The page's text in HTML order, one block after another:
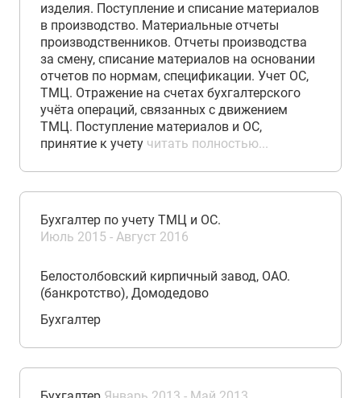
изделия. Поступление и списание материалов
в производство. Материальные отчеты
производственников. Отчеты производства
за смену, списание материалов на основании
отчетов по нормам, спецификации. Учет ОС,
ТМЦ. Отражение на счетах бухгалтерского
учёта операций, связанных с движением
ТМЦ. Поступление материалов и ОС,
принятие к учету читать полностью...
Бухгалтер по учету ТМЦ и ОС.
Июль 2015 - Август 2016
Белостолбовский кирпичный завод, ОАО.
(банкротство), Домодедово
Бухгалтер